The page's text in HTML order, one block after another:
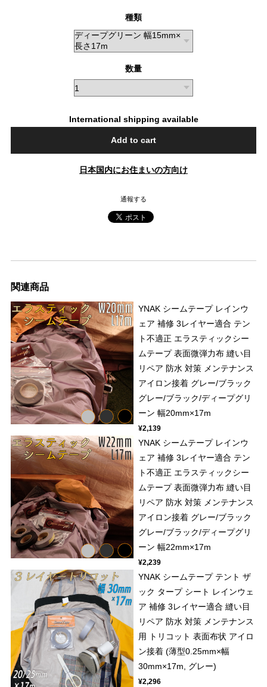
種類
数量
International shipping available
Add to cart
日本国内にお住まいの方向け
通報する
関連商品
YNAK シームテープ レインウ
ェア 補修 3レイヤー適合 テン
ト不適正 エラスティックシー
ムテープ 表面微弾力布 縫い目
リペア 防水 対策 メンテナンス
アイロン接着 グレー/ブラック
グレー/ブラック/ディープグリ
ーン 幅20mm×17m
¥2,139
YNAK シームテープ レインウ
ェア 補修 3レイヤー適合 テン
ト不適正 エラスティックシー
ムテープ 表面微弾力布 縫い目
リペア 防水 対策 メンテナンス
アイロン接着 グレー/ブラック
グレー/ブラック/ディープグリ
ーン 幅22mm×17m
¥2,239
YNAK シームテープ テント ザ
ック タープ シート レインウェ
ア 補修 3レイヤー適合 縫い目
リペア 防水 対策 メンテナンス
用 トリコット 表面布状 アイロ
ン接着 (薄型0.25mm×幅
30mm×17m, グレー)
¥2,296